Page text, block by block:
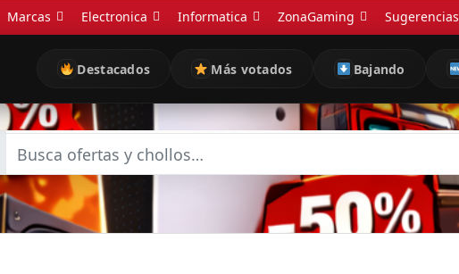
Marcas Electronica Informatica ZonaGaming Sugerencias
Destacados Más votados Bajando